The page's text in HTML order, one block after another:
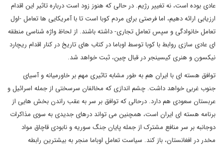
عادی بوده است، نه تغییر رژیم. در حالی که هنوز زود است درباره تاثیر این اقدام
ارزیابی ارائه دهیم، اما فرصتی برای مردم کوبا است تا با آمریکایی ها تعامل -اول
تعامل خانوادگی و سپس تعامل تجاری- داشته باشند. از لحاظ واژه شناسی منطقه
ای عادی سازی روابط با کوبا توسط اوباما در کتاب های تاریخ در کنار اقدام ریچارد
نیکسون و هنری کیسینجر در قبال چین، ثبت خواهد شد.
توافق هسته ای با ایران هم به طور مشابه تاثیری مهم بر خاورمیانه و آسیای
جنوب غربی خواهد داشت. چشم اندازی که مخالفان سرسختی از جمله اسرائیل و
عربستان سعودی هم دارد. درحالی که توافق بر سر به عقب راندن بخش هایی از
برنامه هسته ای ایران است، همچنین می تواند درهای جدیدی به سوی مذاکرات
دوجانبه بر سر منافع مشترک از جمله پایان جنگ سوریه و نابودی قاچاق مواد
مخدر در افغانستان، باز کند. سیاست تعامل اوباما منجر به بیشترین رابطه